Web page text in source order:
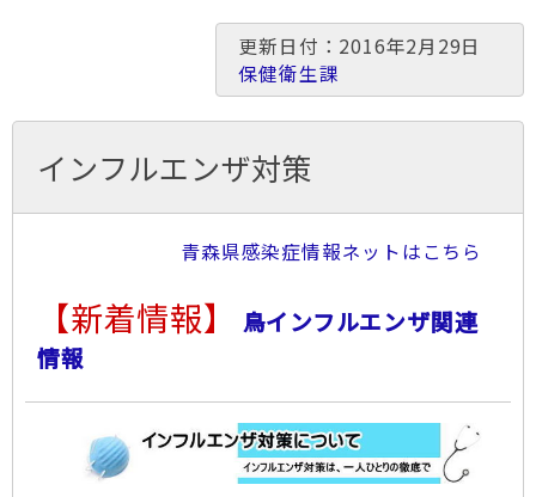
更新日付：2016年2月29日
保健衛生課
インフルエンザ対策
青森県感染症情報ネットはこちら
【新着情報】
鳥インフルエンザ関連
情報